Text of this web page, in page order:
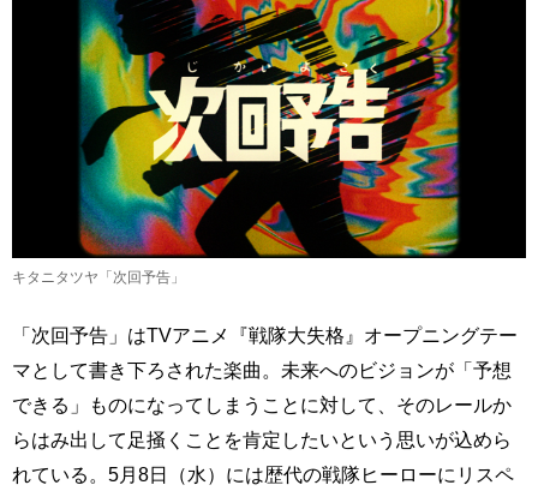
キタニタツヤ「次回予告」
「次回予告」はTVアニメ『戦隊大失格』オープニングテー
マとして書き下ろされた楽曲。未来へのビジョンが「予想
できる」ものになってしまうことに対して、そのレールか
らはみ出して足掻くことを肯定したいという思いが込めら
れている。5月8日（水）には歴代の戦隊ヒーローにリスペ